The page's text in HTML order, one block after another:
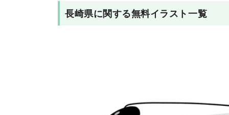
長崎県に関する無料イラスト一覧